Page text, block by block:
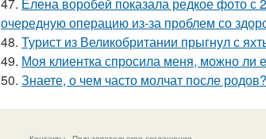
очередную операцию из-за проблем со
48. Турист из Великобритании прыгнул с
49. Моя клиентка спросила меня, можно ли
50. Знаете, о чем часто молчат после родов?